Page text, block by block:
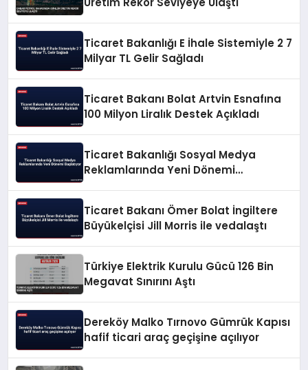
Ticaret Bakanlığı E İhale Sistemiyle 2 7
Milyar TL Gelir Sağladı
Ticaret Bakanı Bolat Artvin Esnafına
100 Milyon Liralık Destek Açıkladı
Ticaret Bakanlığı Sosyal Medya
Reklamlarında Yeni Dönemi
Ticaret Bakanı Ömer Bolat İngiltere
Büyükelçisi Jill Morris ile vedalaştı
Türkiye Elektrik Kurulu Gücü 126 Bin
Megavat Sınırını Aştı
Dereköy Malko Tırnovo Gümrük Kapısı
hafif ticari araç geçişine açılıyor